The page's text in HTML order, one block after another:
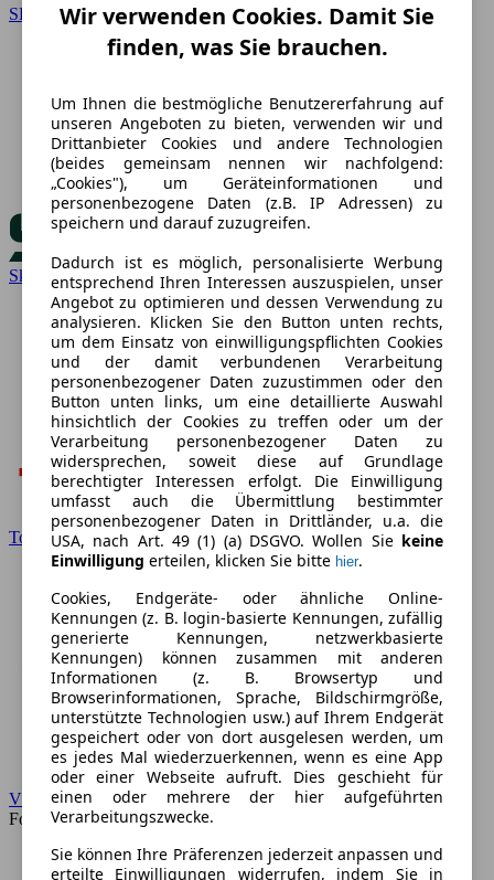
SEAT
Skoda
Toyota
VW
Forum
Wir verwenden Cookies. Damit Sie
finden, was Sie brauchen.
Um Ihnen die bestmögliche Benutzererfahrung auf
unseren Angeboten zu bieten, verwenden wir und
Drittanbieter Cookies und andere Technologien
(beides gemeinsam nennen wir nachfolgend:
„Cookies"), um Geräteinformationen und
personenbezogene Daten (z.B. IP Adressen) zu
speichern und darauf zuzugreifen.
Dadurch ist es möglich, personalisierte Werbung
entsprechend Ihren Interessen auszuspielen, unser
Angebot zu optimieren und dessen Verwendung zu
analysieren. Klicken Sie den Button unten rechts,
um dem Einsatz von einwilligungspflichten Cookies
und der damit verbundenen Verarbeitung
personenbezogener Daten zuzustimmen oder den
Button unten links, um eine detaillierte Auswahl
hinsichtlich der Cookies zu treffen oder um der
Verarbeitung personenbezogener Daten zu
widersprechen, soweit diese auf Grundlage
berechtigter Interessen erfolgt. Die Einwilligung
umfasst auch die Übermittlung bestimmter
personenbezogener Daten in Drittländer, u.a. die
USA, nach Art. 49 (1) (a) DSGVO. Wollen Sie keine
Einwilligung erteilen, klicken Sie bitte hier.
Cookies, Endgeräte- oder ähnliche Online-
Kennungen (z. B. login-basierte Kennungen, zufällig
generierte Kennungen, netzwerkbasierte
Kennungen) können zusammen mit anderen
Informationen (z. B. Browsertyp und
Browserinformationen, Sprache, Bildschirmgröße,
unterstützte Technologien usw.) auf Ihrem Endgerät
gespeichert oder von dort ausgelesen werden, um
es jedes Mal wiederzuerkennen, wenn es eine App
oder einer Webseite aufruft. Dies geschieht für
einen oder mehrere der hier aufgeführten
Verarbeitungszwecke.
Sie können Ihre Präferenzen jederzeit anpassen und
erteilte Einwilligungen widerrufen, indem Sie in